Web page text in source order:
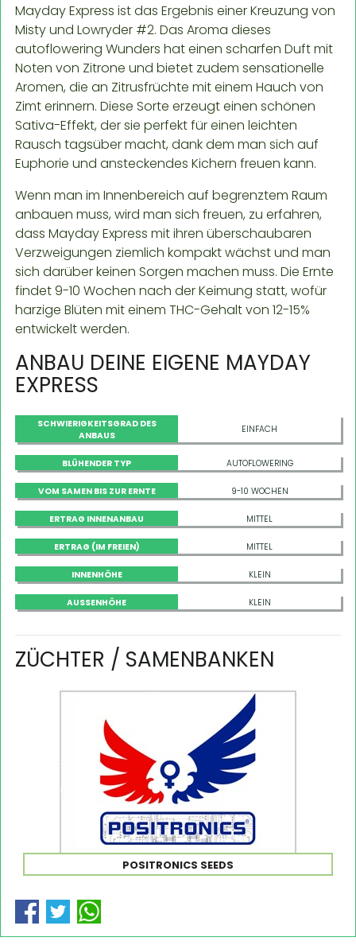
Mayday Express ist das Ergebnis einer Kreuzung von
Misty und Lowryder #2. Das Aroma dieses
autoflowering Wunders hat einen scharfen Duft mit
Noten von Zitrone und bietet zudem sensationelle
Aromen, die an Zitrusfrüchte mit einem Hauch von
Zimt erinnern. Diese Sorte erzeugt einen schönen
Sativa-Effekt, der sie perfekt für einen leichten
Rausch tagsüber macht, dank dem man sich auf
Euphorie und ansteckendes Kichern freuen kann.
Wenn man im Innenbereich auf begrenztem Raum
anbauen muss, wird man sich freuen, zu erfahren,
dass Mayday Express mit ihren überschaubaren
Verzweigungen ziemlich kompakt wächst und man
sich darüber keinen Sorgen machen muss. Die Ernte
findet 9-10 Wochen nach der Keimung statt, wofür
harzige Blüten mit einem THC-Gehalt von 12-15%
entwickelt werden.
ANBAU DEINE EIGENE MAYDAY
EXPRESS
SCHWIERIGKEITSGRAD DES
ANBAUS
EINFACH
BLÜHENDER TYP AUTOFLOWERING
VOM SAMEN BIS ZUR ERNTE 9-10 WOCHEN
ERTRAG INNENANBAU MITTEL
ERTRAG (IM FREIEN) MITTEL
INNENHÖHE KLEIN
AUSSENHÖHE KLEIN
ZÜCHTER / SAMENBANKEN
POSITRONICS SEEDS